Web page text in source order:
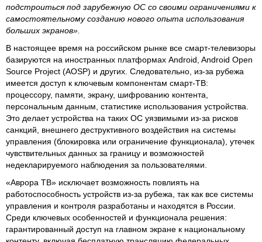
подстроиться под зарубежную ОС со своими ограничениями к
самостоятельному созданию нового опыта использования
больших экранов».
В настоящее время на российском рынке все смарт-телевизоры
базируются на иностранных платформах Android, Android Open
Source Project (AOSP) и других. Следовательно, из-за рубежа
имеется доступ к ключевым компонентам смарт-ТВ:
процессору, памяти, экрану, шифрованию контента,
персональным данным, статистике использования устройства.
Это делает устройства на таких ОС уязвимыми из-за рисков
санкций, внешнего деструктивного воздействия на системы
управления (блокировка или ограничение функционала), утечек
чувствительных данных за границу и возможностей
недекларируемого наблюдения за пользователями.
«Аврора ТВ» исключает возможность повлиять на
работоспособность устройств из-за рубежа, так как все системы
управления и контроля разработаны и находятся в России.
Среди ключевых особенностей и функционала решения:
гарантированный доступ на главном экране к национальному